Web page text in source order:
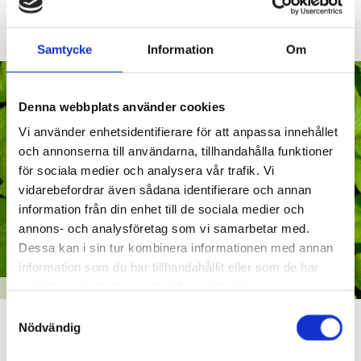
Samtycke Information Om
Denna webbplats använder cookies
Vi använder enhetsidentifierare för att anpassa innehållet
och annonserna till användarna, tillhandahålla funktioner
för sociala medier och analysera vår trafik. Vi
vidarebefordrar även sådana identifierare och annan
information från din enhet till de sociala medier och
annons- och analysföretag som vi samarbetar med.
Dessa kan i sin tur kombinera informationen med annan
information som du har tillhandahållit eller som de har
Nödvändig
BOENDE OCH MILJÖ
Crowdsorsas spel om invasiva arter är tillbaka